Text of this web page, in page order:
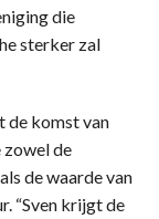
die
sterker zal
de komst van
zowel de
de waarde van
“Sven krijgt de